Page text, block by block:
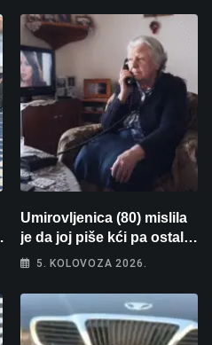
Umirovljenica (80) mislila
je da joj piše kći pa ostala
bez 1000 eura
5. KOLOVOZA 2026.